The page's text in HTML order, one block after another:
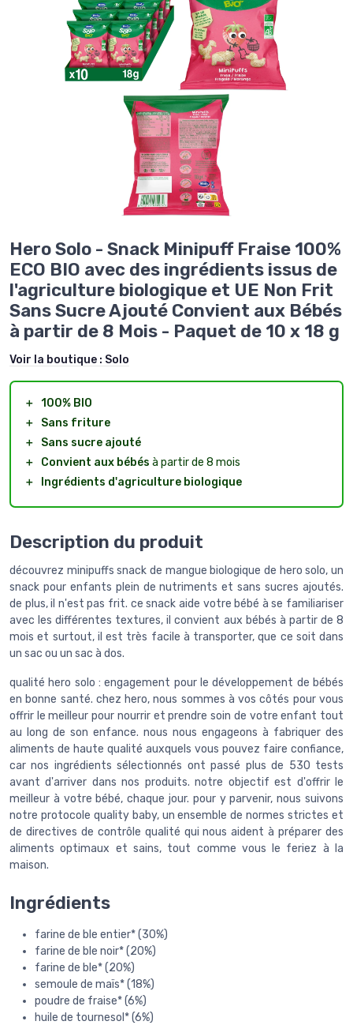
Hero Solo - Snack Minipuff Fraise 100%
ECO BIO avec des ingrédients issus de
l'agriculture biologique et UE Non Frit
Sans Sucre Ajouté Convient aux Bébés
à partir de 8 Mois - Paquet de 10 x 18 g
Voir la boutique : Solo
＋ 100% BIO
＋
Sans friture
＋
Sans sucre ajouté
＋
Convient aux bébés à partir de 8 mois
＋
Ingrédients d'agriculture biologique
Description du produit
découvrez minipuffs snack de mangue biologique de hero solo, un
snack pour enfants plein de nutriments et sans sucres ajoutés.
de plus, il n'est pas frit. ce snack aide votre bébé à se familiariser
avec les différentes textures, il convient aux bébés à partir de 8
mois et surtout, il est très facile à transporter, que ce soit dans
un sac ou un sac à dos.
qualité hero solo : engagement pour le développement de bébés
en bonne santé. chez hero, nous sommes à vos côtés pour vous
offrir le meilleur pour nourrir et prendre soin de votre enfant tout
au long de son enfance. nous nous engageons à fabriquer des
aliments de haute qualité auxquels vous pouvez faire confiance,
car nos ingrédients sélectionnés ont passé plus de 530 tests
avant d'arriver dans nos produits. notre objectif est d'offrir le
meilleur à votre bébé, chaque jour. pour y parvenir, nous suivons
notre protocole quality baby, un ensemble de normes strictes et
de directives de contrôle qualité qui nous aident à préparer des
aliments optimaux et sains, tout comme vous le feriez à la
maison.
Ingrédients
farine de ble entier* (30%)
farine de ble noir* (20%)
farine de ble* (20%)
semoule de maïs* (18%)
poudre de fraise* (6%)
huile de tournesol* (6%)